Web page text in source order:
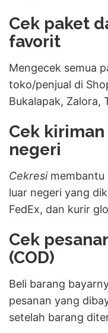
Cek paket
favorit
Mengecek semua
toko/penjual di
Bukalapak, Zalora,
Cek
negeri
Cekresimembantu
luar negeri yang
FedEx, dan kurir
Cek
(COD)
Beli barang
pesanan yang
setelah barang